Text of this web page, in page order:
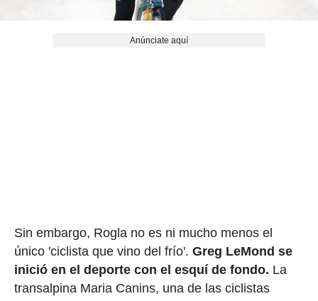
Anúnciate aquí
Sin embargo, Rogla no es ni mucho menos el
único 'ciclista que vino del frío'. Greg LeMond se
inició en el deporte con el esquí de fondo. La
transalpina Maria Canins, una de las ciclistas